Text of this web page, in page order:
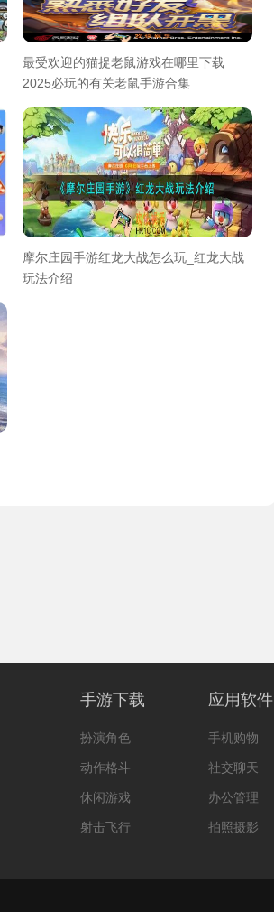
最受欢迎的猫捉老鼠游戏在哪里下载
2025必玩的有关老鼠手游合集
摩尔庄园手游红龙大战怎么玩_红龙大战
玩法介绍
手游下载
扮演角色
动作格斗
休闲游戏
射击飞行
应用软件
手机购物
社交聊天
办公管理
拍照摄影